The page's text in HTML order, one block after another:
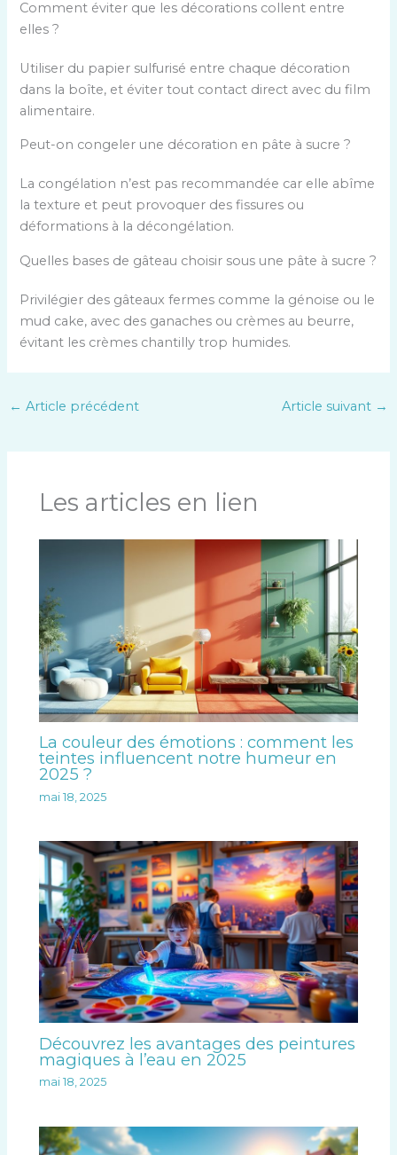
Comment éviter que les décorations collent entre
elles ?
Utiliser du papier sulfurisé entre chaque décoration
dans la boîte, et éviter tout contact direct avec du film
alimentaire.
Peut-on congeler une décoration en pâte à sucre ?
La congélation n’est pas recommandée car elle abîme
la texture et peut provoquer des fissures ou
déformations à la décongélation.
Quelles bases de gâteau choisir sous une pâte à sucre ?
Privilégier des gâteaux fermes comme la génoise ou le
mud cake, avec des ganaches ou crèmes au beurre,
évitant les crèmes chantilly trop humides.
← Article précédent Article suivant →
Les articles en lien
La couleur des émotions : comment les
teintes influencent notre humeur en
2025 ?
mai 18, 2025
Découvrez les avantages des peintures
magiques à l’eau en 2025
mai 18, 2025